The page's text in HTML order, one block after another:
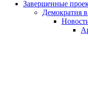
Завершенные
Демократия в